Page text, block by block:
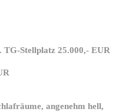
Stellplatz 25.000,- EUR
angenehm hell,